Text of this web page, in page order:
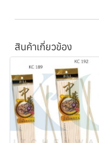
สินค้าเกี่ยวข้อง